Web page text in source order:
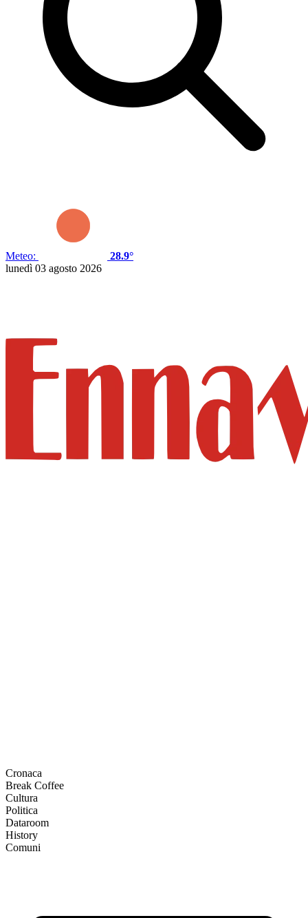
Meteo:
28.9°
lunedì 03 agosto 2026
Cronaca
Break Coffee
Cultura
Politica
Dataroom
History
Comuni